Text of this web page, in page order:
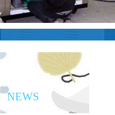
新闻资讯
NEWS